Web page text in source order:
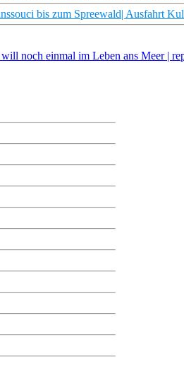
bis zum Spreewald| Ausfahrt
noch einmal im Leben ans Meer |